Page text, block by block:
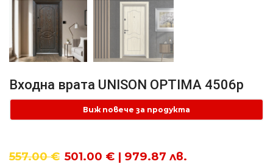
Входна врата UNISON OPTIMA 4506p
Виж повече за продукта
557.00€ 501.00 € | 979.87 лв.